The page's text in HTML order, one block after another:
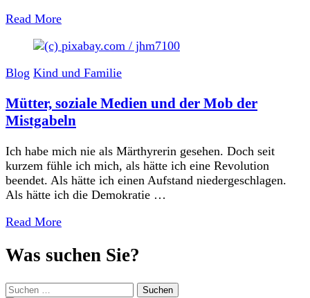
Read More
Blog Kind und Familie
Mütter, soziale Medien und der Mob der
Mistgabeln
Ich habe mich nie als Märthyrerin gesehen. Doch seit
kurzem fühle ich mich, als hätte ich eine Revolution
beendet. Als hätte ich einen Aufstand niedergeschlagen.
Als hätte ich die Demokratie …
Read More
Was suchen Sie?
Suchen